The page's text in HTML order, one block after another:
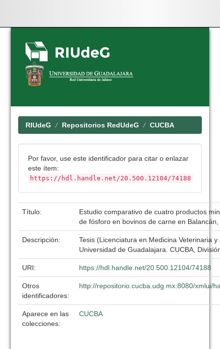
Skip
navigation
RIUdeG Repositorios RedUdeG CUCBA
Por favor, use este identificador para citar o enlazar
este ítem:
https://hdl.handle.net/20.500.12104/74188
Título:
Estudio comparativo de cuatro productos
de fósforo en bovinos de carne en Balancán,
Descripción:
Tesis (Licenciatura en Medicina Veterinaria
Universidad de Guadalajara. CUCBA,
URI: https://hdl.handle.net/20.500.12104/74188
Otros
identificadores:
http://repositorio.cucba.udg.mx:8080/xmlui/
Aparece en las
colecciones:
CUCBA